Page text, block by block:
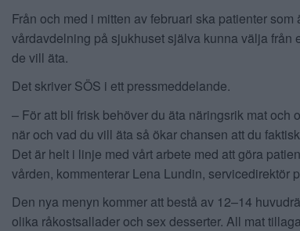
Från och med i mitten av februari ska patienter som
vårdavdelning på sjukhuset själva kunna välja från
de vill äta.
Det skriver SÖS i ett pressmeddelande.
– För att bli frisk behöver du äta näringsrik mat och
när och vad du vill äta så ökar chansen att du
Det är helt i linje med vårt arbete med att göra
vården, kommenterar Lena Lundin, servicedirektör
Den nya menyn kommer att bestå av 12–14
olika råkostsallader och sex desserter. All mat